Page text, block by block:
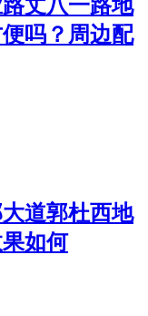
丈八一路地
吗？周边配
道郭杜西地
如何